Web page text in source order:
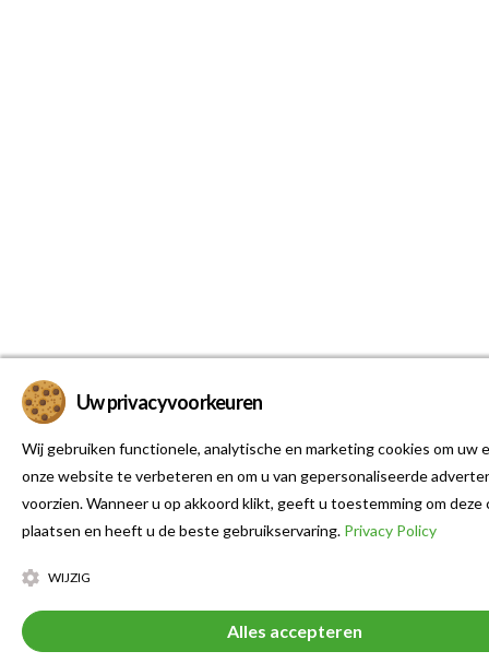
Uw privacyvoorkeuren
Wij gebruiken functionele, analytische en marketing cookies om uw
onze website te verbeteren en om u van gepersonaliseerde
voorzien. Wanneer u op akkoord klikt, geeft u toestemming om deze
plaatsen en heeft u de beste gebruikservaring. Privacy Policy
WIJZIG
Alles accepteren